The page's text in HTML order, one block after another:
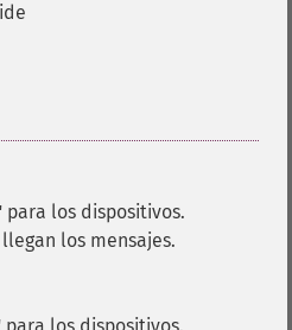
los dispositivos.
los mensajes.